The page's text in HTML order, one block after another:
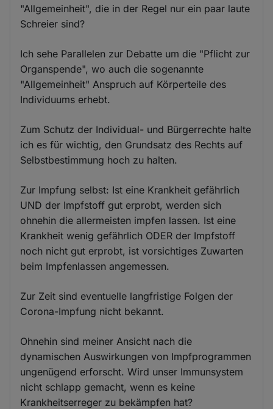
"Allgemeinheit", die in der Regel nur ein paar laute
Schreier sind?
Ich sehe Parallelen zur Debatte um die "Pflicht zur
Organspende", wo auch die sogenannte
"Allgemeinheit" Anspruch auf Körperteile des
Individuums erhebt.
Zum Schutz der Individual- und Bürgerrechte halte
ich es für wichtig, den Grundsatz des Rechts auf
Selbstbestimmung hoch zu halten.
Zur Impfung selbst: Ist eine Krankheit gefährlich
UND der Impfstoff gut erprobt, werden sich
ohnehin die allermeisten impfen lassen. Ist eine
Krankheit wenig gefährlich ODER der Impfstoff
noch nicht gut erprobt, ist vorsichtiges Zuwarten
beim Impfenlassen angemessen.
Zur Zeit sind eventuelle langfristige Folgen der
Corona-Impfung nicht bekannt.
Ohnehin sind meiner Ansicht nach die
dynamischen Auswirkungen von Impfprogrammen
ungenügend erforscht. Wird unser Immunsystem
nicht schlapp gemacht, wenn es keine
Krankheitserreger zu bekämpfen hat?